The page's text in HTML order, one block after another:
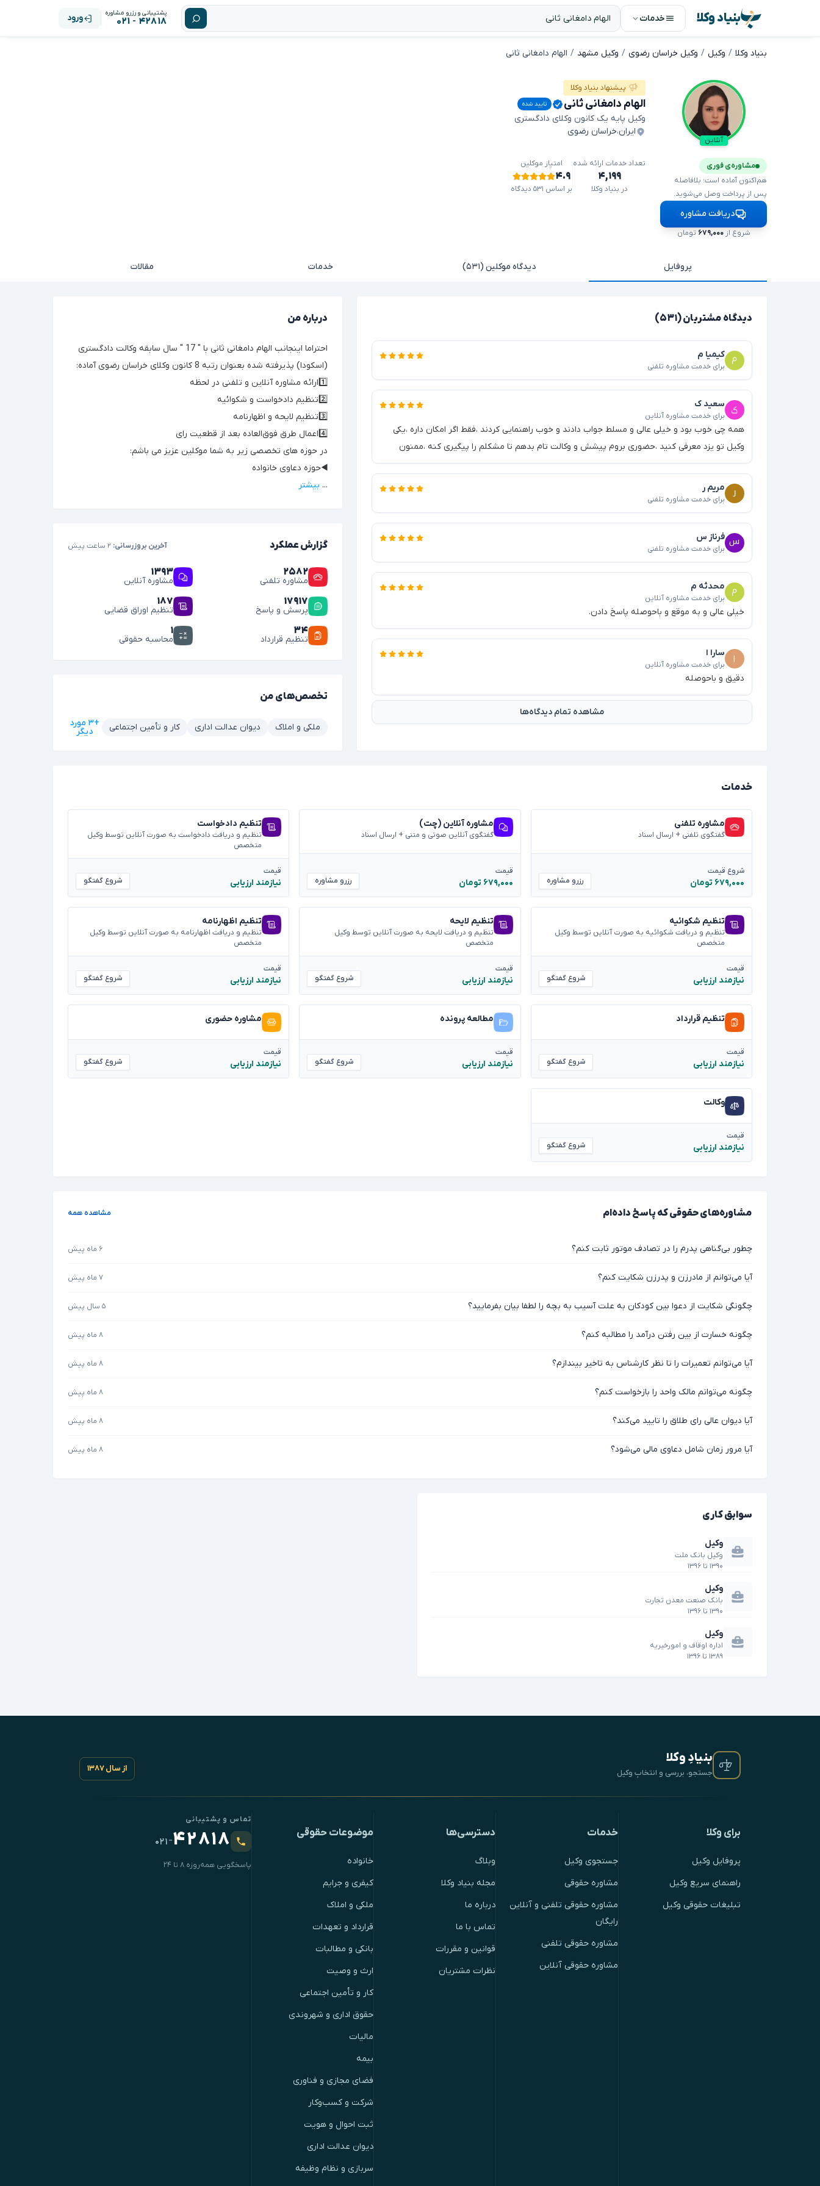
بنیاد وکلا خدمات پشتیبانی و رزرو مشاوره
۴۲۸۱۸ - ۰۲۱ ورود
بنیاد وکلا وکیل وکیل خراسان رضوی وکیل مشهد الهام دامغانی ثانی
آنلاین
پیشنهاد بنیاد وکلا
الهام دامغانی ثانی تایید شده
وکیل پایه یک کانون وکلای دادگستری
ایران،خراسان رضوی
تعداد خدمات ارائه شده
۴,۱۹۹
در بنیاد وکلا
امتیاز موکلین
۴.۹
بر اساس ۵۳۱ دیدگاه
مشاوره‌ی فوری
هم‌اکنون آماده است؛ بلافاصله
پس از پرداخت وصل می‌شوید.
دریافت مشاوره
شروع از۶۷۹,۰۰۰ تومان
پروفایل دیدگاه موکلین (۵۳۱) خدمات مقالات
دیدگاه مشتریان (۵۳۱)
کیمیا م
برای خدمت مشاوره تلفنی
سعید ک
برای خدمت مشاوره آنلاین
همه چی خوب بود و خیلی عالی و مسلط جواب دادند و خوب راهنمایی کردند ،فقط اگر امکان داره ،یکی
وکیل تو یزد معرفی کنید ،حضوری بروم پیشش و وکالت تام بدهم تا مشکلم را پیگیری کنه ،ممنون
مریم ر
برای خدمت مشاوره تلفنی
فرناز س
برای خدمت مشاوره تلفنی
محدثه م
برای خدمت مشاوره آنلاین
خیلی عالی و به موقع و باحوصله پاسخ دادن.
سارا ا
برای خدمت مشاوره آنلاین
دقیق و باحوصله
مشاهده تمام دیدگاه‌ها
درباره من
احتراما اینجانب الهام دامغانی ثانی با " 17 " سال سابقه وکالت دادگستری
(اسکودا) پذیرفته شده بعنوان رتبه 8 کانون وکلای خراسان رضوی آماده:
1️⃣ارائه مشاوره آنلاین و تلفنی در لحظه
2️⃣تنظیم دادخواست و شکوائیه
3️⃣تنظیم لایحه و اظهارنامه
4️⃣اعمال طرق فوق‌العاده بعد از قطعیت رای
در حوزه های تخصصی زیر به شما موکلین عزیز می باشم:
◀️حوزه دعاوی خانواده ‌‌‌
... بیشتر
گزارش عملکرد آخرین بروزرسانی:
۲۵۸۲
مشاوره تلفنی
۱۳۹۳
مشاوره آنلاین
۱۷۹۱۷
پرسش و پاسخ
۱۸۷
تنظیم اوراق قضایی
۳۴
تنظیم قرارداد
۱
محاسبه حقوقی
تخصص‌های من
ملکی و املاک دیوان عدالت اداری کار و تأمین اجتماعی +۳ مورد
دیگر
خدمات
مشاوره تلفنی
گفتگوی تلفنی + ارسال اسناد
شروع قیمت
۶۷۹,۰۰۰ تومان رزرو مشاوره
مشاوره آنلاین (چت)
گفتگوی آنلاین صوتی و متنی + ارسال اسناد
قیمت
۶۷۹,۰۰۰ تومان رزرو مشاوره
تنظیم دادخواست
تنظیم و دریافت دادخواست به صورت آنلاین توسط وکیل
متخصص
قیمت
نیازمند ارزیابی شروع گفتگو
تنظیم شکوائیه
تنظیم و دریافت شکوائیه به صورت آنلاین توسط وکیل
متخصص
قیمت
نیازمند ارزیابی شروع گفتگو
تنظیم لایحه
تنظیم و دریافت لایحه به صورت آنلاین توسط وکیل
متخصص
قیمت
نیازمند ارزیابی شروع گفتگو
تنظیم اظهارنامه
تنظیم و دریافت اظهارنامه به صورت آنلاین توسط وکیل
متخصص
قیمت
نیازمند ارزیابی شروع گفتگو
تنظیم قرارداد
قیمت
نیازمند ارزیابی شروع گفتگو
مطالعه پرونده
قیمت
نیازمند ارزیابی شروع گفتگو
مشاوره حضوری
قیمت
نیازمند ارزیابی شروع گفتگو
وکالت
قیمت
نیازمند ارزیابی شروع گفتگو
مشاوره‌های حقوقی که پاسخ داده‌ام مشاهده همه
چطور بی‌گناهی پدرم را در تصادف موتور ثابت کنم؟ ۶ ماه پیش
آیا می‌توانم از مادرزن و پدرزن شکایت کنم؟ ۷ ماه پیش
چگونگی شکایت از دعوا بین کودکان به علت آسیب به بچه را لطفا بیان بفرمایید؟ ۵ سال پیش
چگونه خسارت از بین رفتن درآمد را مطالبه کنم؟ ۸ ماه پیش
آیا می‌توانم تعمیرات را تا نظر کارشناس به تاخیر بیندازم؟ ۸ ماه پیش
چگونه می‌توانم مالک واحد را بازخواست کنم؟ ۸ ماه پیش
آیا دیوان عالی رای طلاق را تایید می‌کند؟ ۸ ماه پیش
آیا مرور زمان شامل دعاوی مالی می‌شود؟ ۸ ماه پیش
سوابق کاری
وکیل
وکیل بانک ملت
۱۳۹۰ تا ۱۳۹۶
وکیل
بانک صنعت معدن تجارت
۱۳۹۰ تا ۱۳۹۶
وکیل
اداره اوقاف و امورخیریه
۱۳۸۹ تا ۱۳۹۶
بنیادِ وکلا
جستجو، بررسی و انتخابِ وکیل از سال ۱۳۸۷
برای وکلا
پروفایل وکیل
راهنمای سریع وکیل
تبلیغات حقوقی وکیل
خدمات
جستجوی وکیل
مشاوره حقوقی
مشاوره حقوقی تلفنی و آنلاین
رایگان
مشاوره حقوقی تلفنی
مشاوره حقوقی آنلاین
دسترسی‌ها
وبلاگ
مجله بنیاد وکلا
درباره ما
تماس با ما
قوانین و مقررات
نظرات مشتریان
موضوعات حقوقی
خانواده
کیفری و جرایم
ملکی و املاک
قرارداد و تعهدات
بانکی و مطالبات
ارث و وصیت
کار و تأمین اجتماعی
حقوق اداری و شهروندی
مالیات
بیمه
فضای مجازی و فناوری
شرکت و کسب‌وکار
ثبت احوال و هویت
دیوان عدالت اداری
سربازی و نظام وظیفه
تماس و پشتیبانی
۴۲۸۱۸-۰۲۱
پاسخگویی همه‌روزه ۸ تا ۲۴